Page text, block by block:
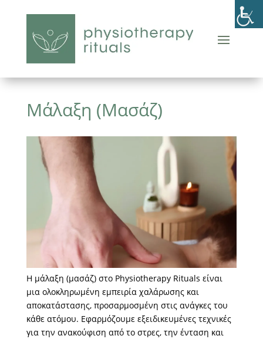
Μάλαξη (Μασάζ)
Η μάλαξη (μασάζ) στο Physiotherapy Rituals είναι
μια ολοκληρωμένη εμπειρία χαλάρωσης και
αποκατάστασης, προσαρμοσμένη στις ανάγκες του
κάθε ατόμου. Εφαρμόζουμε εξειδικευμένες τεχνικές
για την ανακούφιση από το στρες, την ένταση και